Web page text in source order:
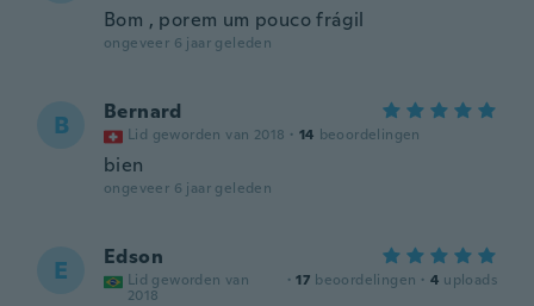
Bom , porem um pouco frágil
ongeveer 6 jaar geleden
B Bernard
Lid geworden van 2018 · 14 beoordelingen
bien
ongeveer 6 jaar geleden
E Edson
Lid geworden van
2018
· 17 beoordelingen · 4 uploads